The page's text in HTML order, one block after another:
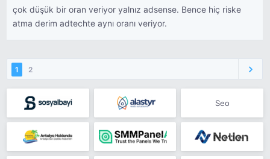
çok düşük bir oran veriyor yalnız adsense. Bence hiç riske
atma derim adtechte aynı oranı veriyor.
1 2
Seo